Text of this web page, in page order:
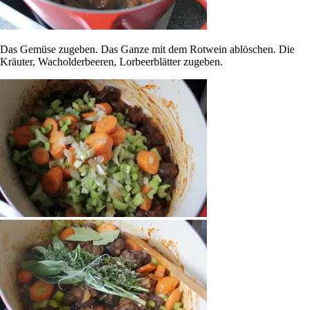
Das Gemüse zugeben. Das Ganze mit dem Rotwein ablöschen. Die
Kräuter, Wacholderbeeren, Lorbeerblätter zugeben.